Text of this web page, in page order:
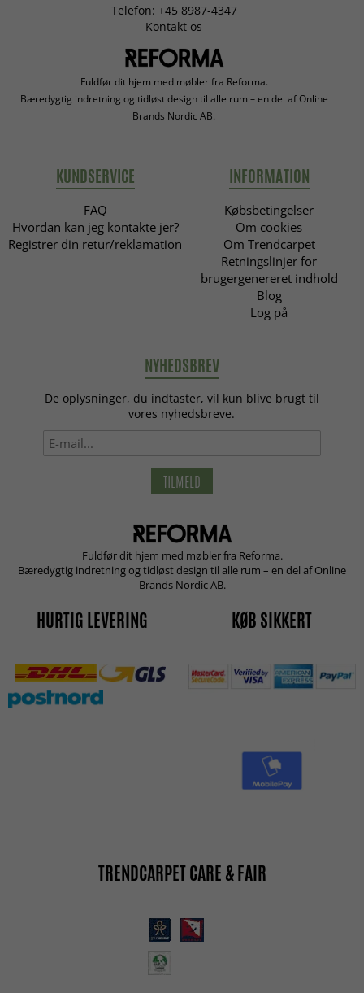
Telefon: +45 8987-4347
Kontakt os
Fuldfør dit hjem med møbler fra Reforma.
Bæredygtig indretning og tidløst design til alle rum – en del af Online
Brands Nordic AB.
KUNDSERVICE
FAQ
Hvordan kan jeg kontakte jer?
Registrer din retur/reklamation
INFORMATION
Købsbetingelser
Om cookies
Om Trendcarpet
Retningslinjer for
brugergenereret indhold
Blog
Log på
NYHEDSBREV
De oplysninger, du indtaster, vil kun blive brugt til
vores nyhedsbreve.
TILMELD
Fuldfør dit hjem med møbler fra Reforma.
Bæredygtig indretning og tidløst design til alle rum – en del af Online
Brands Nordic AB.
HURTIG LEVERING KØB SIKKERT
TRENDCARPET CARE & FAIR